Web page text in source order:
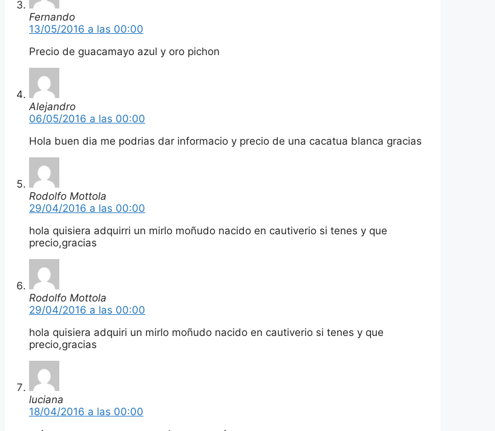
Fernando
13/05/2016 a las 00:00
Precio de guacamayo azul y oro pichon
Alejandro
06/05/2016 a las 00:00
Hola buen dia me podrias dar informacio y precio de una cacatua blanca gracias
Rodolfo Mottola
29/04/2016 a las 00:00
hola quisiera adquirri un mirlo moñudo nacido en cautiverio si tenes y que
precio,gracias
Rodolfo Mottola
29/04/2016 a las 00:00
hola quisiera adquiri un mirlo moñudo nacido en cautiverio si tenes y que
precio,gracias
luciana
18/04/2016 a las 00:00